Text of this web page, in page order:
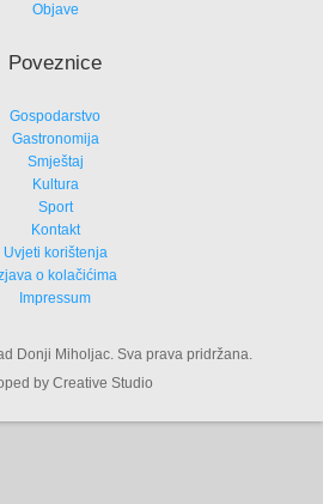
Objave
Poveznice
Gospodarstvo
Gastronomija
Smještaj
Kultura
Sport
Kontakt
Uvjeti korištenja
o kolačićima
Impressum
Donji Miholjac. Sva prava pridržana.
by Creative Studio